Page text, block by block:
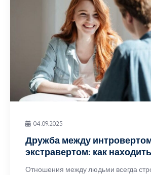
04.09.2025
Дружба между
экстравертом: как
Отношения между людьми всегда